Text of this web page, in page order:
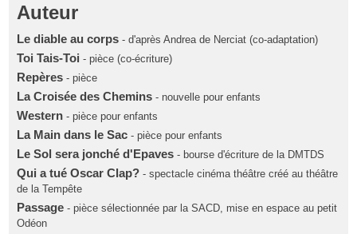
Auteur
Le diable au corps - d'après Andrea de Nerciat (co-adaptation)
Toi Tais-Toi - pièce (co-écriture)
Repères- pièce
La Croisée des Chemins - nouvelle pour enfants
Western - pièce pour enfants
La Main dans le Sac - pièce pour enfants
Le Sol sera jonché d'Epaves - bourse d'écriture de la DMTDS
Qui a tué Oscar Clap? - spectacle cinéma théâtre créé au théâtre
de la Tempête
Passage - pièce sélectionnée par la SACD, mise en espace au petit
Odéon